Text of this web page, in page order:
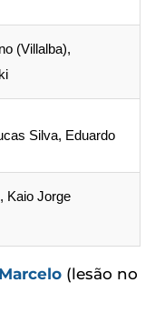
(Villalba),
Silva, Eduardo
Kaio Jorge
(lesão no